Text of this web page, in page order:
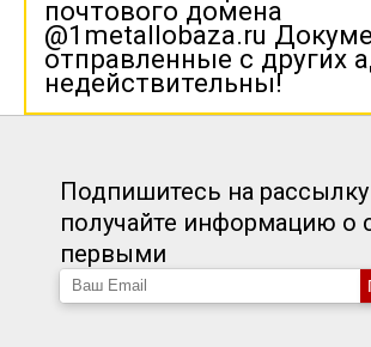
почтового домена
@1metallobaza.ru
отправленные с других
недействительны!
Подпишитесь на
получайте информацию о
первыми